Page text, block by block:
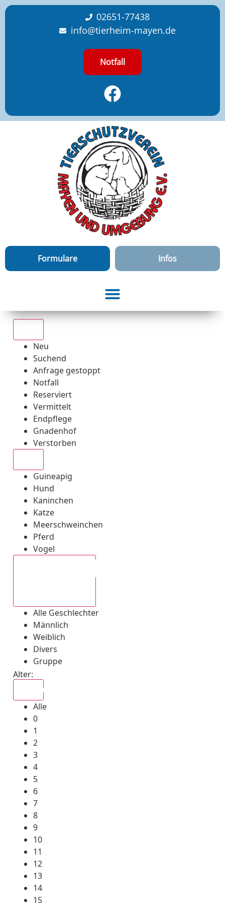
content
02651-77438
info@tierheim-mayen.de
Notfall
Formulare Infos
Neu
Suchend
Anfrage gestoppt
Notfall
Reserviert
Vermittelt
Endpflege
Gnadenhof
Verstorben
Guineapig
Hund
Kaninchen
Katze
Meerschweinchen
Pferd
Vogel
Alle Geschlechter
Männlich
Weiblich
Divers
Gruppe
Alter:
Alle
0
1
2
3
4
5
6
7
8
9
10
11
12
13
14
15